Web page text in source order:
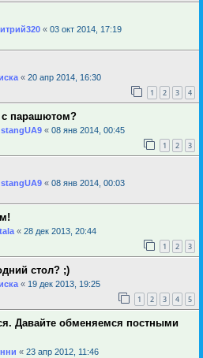
« 03 окт 2014, 17:19
« 20 апр 2014, 16:30
1 2 3 4
с парашютом?
« 08 янв 2014, 00:45
1 2 3
« 08 янв 2014, 00:03
« 28 дек 2013, 20:44
1 2 3
стол? ;)
« 19 дек 2013, 19:25
1 2 3 4 5
Давайте обменяемся постными
« 23 апр 2012, 11:46